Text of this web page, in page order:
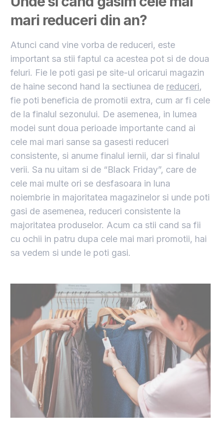
mari reduceri din an?
Atunci cand vine vorba de reduceri, este
important sa stii faptul ca acestea pot si de doua
feluri. Fie le poti gasi pe site-ul oricarui magazin
de haine second hand la sectiunea de reduceri,
fie poti beneficia de promotii extra, cum ar fi cele
de la finalul sezonului. De asemenea, in lumea
modei sunt doua perioade importante cand ai
cele mai mari sanse sa gasesti reduceri
consistente, si anume finalul iernii, dar si finalul
verii. Sa nu uitam si de “Black Friday”, care de
cele mai multe ori se desfasoara in luna
noiembrie in majoritatea magazinelor si unde poti
gasi de asemenea, reduceri consistente la
majoritatea produselor. Acum ca stii cand sa fii
cu ochii in patru dupa cele mai mari promotii, hai
sa vedem si unde le poti gasi.